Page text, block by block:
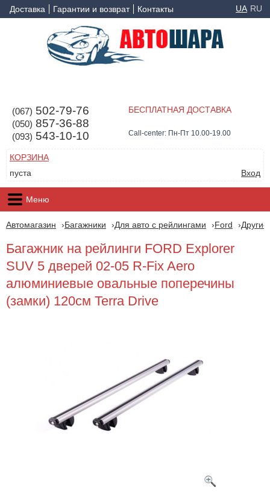
Доставка Гарантии и возврат Контакты UA RU
(067) 502-79-76
(050) 857-36-88
(093) 543-10-10
БЕСПЛАТНАЯ ДОСТАВКА
Call-center: Пн-Пт 10.00-19.00
КОРЗИНА
пуста
Вход
Меню
Автомагазин Багажники Для авто с рейлингами Ford
Багажник на рейлинги FORD Explorer
SUV 5 дверей 02-05 R-Fix Aero
алюминиевые овальные поперечины
(замки) 120см Terra Drive